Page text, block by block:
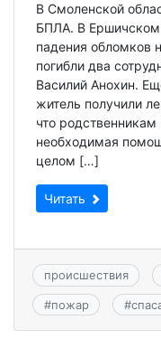
В Смоленской
БПЛА. В Ершичском
падения обломков
погибли два
Василий Анохин.
житель получили
что родственникам
необходимая
целом […]
Читать
происшествия
#пожар #